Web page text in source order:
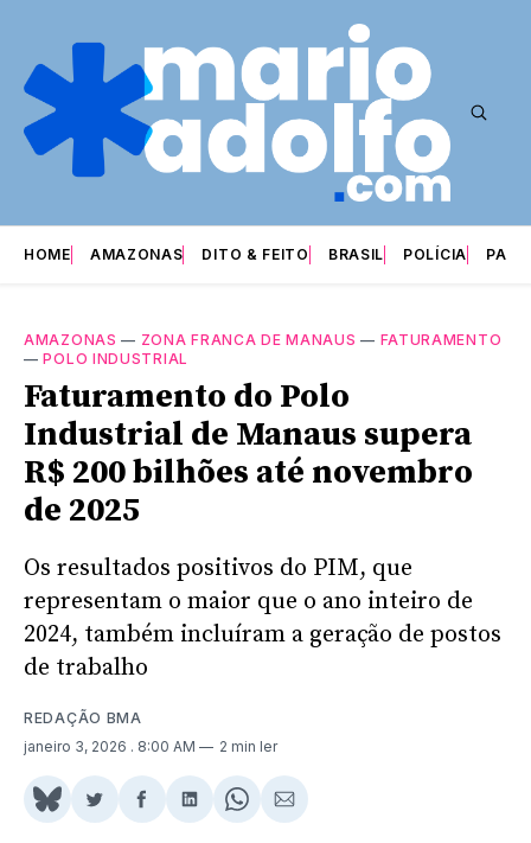
HOME AMAZONAS DITO & FEITO BRASIL POLÍCIA
AMAZONAS — ZONA FRANCA DE MANAUS — FATURAMENTO
—POLO INDUSTRIAL
Faturamento do Polo
Industrial de Manaus supera
R$ 200 bilhões até novembro
de 2025
Os resultados positivos do PIM, que
representam o maior que o ano inteiro de
2024, também incluíram a geração de postos
de trabalho
REDAÇÃO BMA
janeiro 3, 2026 . 8:00 AM 2 min ler
ShareCompartilhar
Compartilhar
Compartilhar
ShareCompartilhar